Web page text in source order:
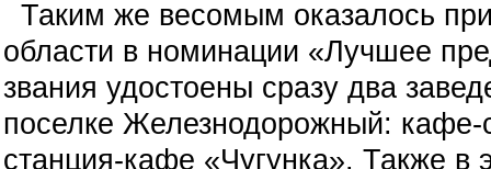
Таким же весомым оказалось
области в номинации «Лучшее
звания удостоены сразу два
поселке Железнодорожный:
станция-кафе «Чугунка». Также